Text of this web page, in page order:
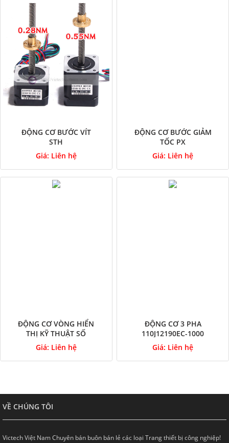
ĐỘNG CƠ BƯỚC VÍT
STH
Giá: Liên hệ
ĐỘNG CƠ BƯỚC GIẢM
TỐC PX
Giá: Liên hệ
ĐỘNG CƠ VÒNG HIỂN
THỊ KỸ THUẬT SỐ
86HSE-B32
Giá: Liên hệ
ĐỘNG CƠ 3 PHA
110J12190EC-1000
Giá: Liên hệ
VỀ CHÚNG TÔI
Victech Việt Nam Chuyên bán buôn bán lẻ các loại Trang thiết bị công nghiệp!